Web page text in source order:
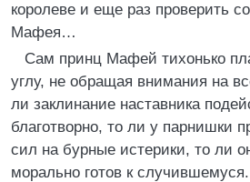
королеве и еще раз проверить
Мафея…
Сам принц Мафей тихонько
углу, не обращая внимания на
ли заклинание наставника
благотворно, то ли у парнишки
сил на бурные истерики, то ли
морально готов к